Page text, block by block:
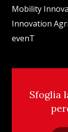
Mobility
Innovation Agri
evenT
Sfoglia